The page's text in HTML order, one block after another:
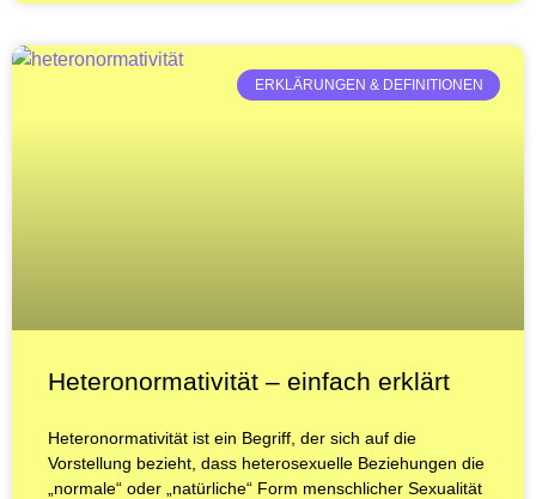
ERKLÄRUNGEN & DEFINITIONEN
Heteronormativität – einfach erklärt
Heteronormativität ist ein Begriff, der sich auf die
Vorstellung bezieht, dass heterosexuelle Beziehungen die
„normale“ oder „natürliche“ Form menschlicher Sexualität